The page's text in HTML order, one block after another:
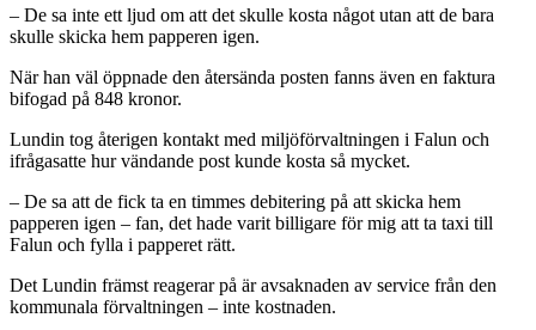
– De sa inte ett ljud om att det skulle kosta något utan att de bara
skulle skicka hem papperen igen.
När han väl öppnade den återsända posten fanns även en faktura
bifogad på 848 kronor.
Lundin tog återigen kontakt med miljöförvaltningen i Falun och
ifrågasatte hur vändande post kunde kosta så mycket.
– De sa att de fick ta en timmes debitering på att skicka hem
papperen igen – fan, det hade varit billigare för mig att ta taxi till
Falun och fylla i papperet rätt.
Det Lundin främst reagerar på är avsaknaden av service från den
kommunala förvaltningen – inte kostnaden.